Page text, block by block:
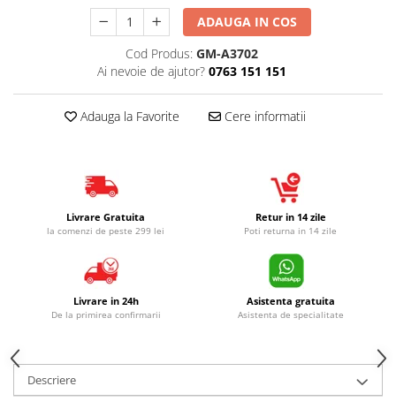
ADAUGA IN COS
Cod Produs: GM-A3702
Ai nevoie de ajutor? 0763 151 151
Adauga la Favorite Cere informatii
Livrare Gratuita
la comenzi de peste 299 lei
Retur in 14 zile
Poti returna in 14 zile
Livrare in 24h
De la primirea confirmarii
Asistenta gratuita
Asistenta de specialitate
Descriere